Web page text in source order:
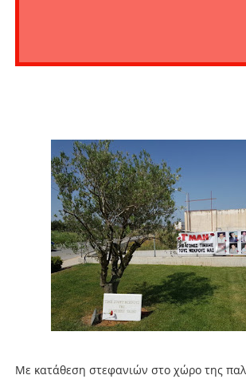
Με κατάθεση στεφανιών στο χώρο της